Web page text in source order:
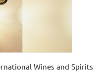
Wines and Spirits